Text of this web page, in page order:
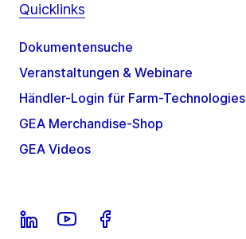
Quicklinks
Dokumentensuche
Veranstaltungen & Webinare
Händler-Login für Farm-Technologies
GEA Merchandise-Shop
GEA Videos